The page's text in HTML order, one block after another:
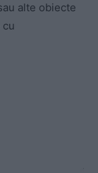
alte obiecte
cu